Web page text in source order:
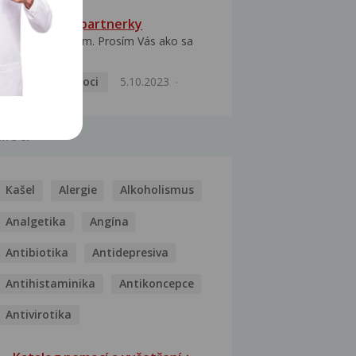
HPV typ 52 u partnerky
Dobrý deň prajem. Prosím Vás ako sa
Pohlavní nemoci
5.10.2023
Kašel Alergie Alkoholismus
Analgetika Angína
Antibiotika Antidepresiva
Antihistaminika Antikoncepce
Antivirotika